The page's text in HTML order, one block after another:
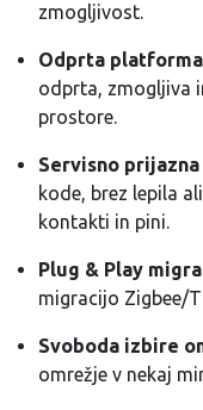
zmogljivost.
Odprta platforma
odprta, zmogljiva
prostore.
Servisno prijazna
kode, brez lepila
kontakti in pini.
Plug & Play
migracijo Zigbee/
Svoboda izbire
omrežje v nekaj